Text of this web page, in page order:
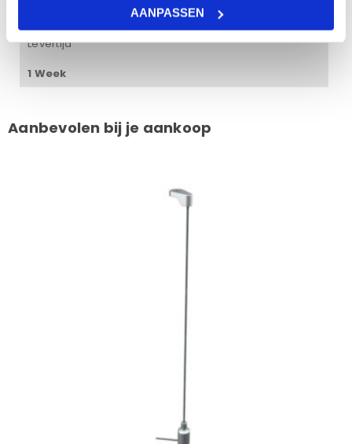
AANPASSEN
Levertijd
1 Week
Aanbevolen bij je aankoop